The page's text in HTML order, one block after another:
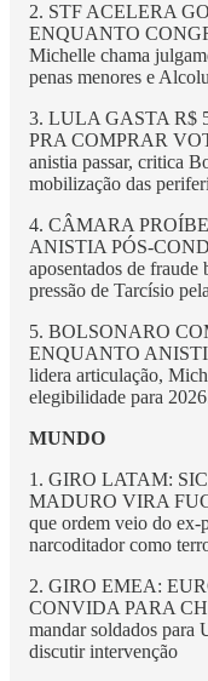
2. STF ACELERA
ENQUANTO
Michelle chama
penas menores e
3. LULA GASTA R$
PRA COMPRAR
anistia passar, critica
mobilização das
4. CÂMARA
ANISTIA PÓS-
aposentados de
pressão de Tarcísio
5. BOLSONARO
ENQUANTO
lidera articulação,
elegibilidade para
MUNDO
1. GIRO LATAM:
MADURO VIRA
que ordem veio do ex-
narcoditador como
2. GIRO EMEA:
CONVIDA PARA
mandar soldados para
discutir intervenção